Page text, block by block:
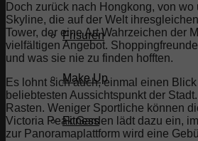
Frisuren
Make Up
Fitness
Doch zurück nach Hongkong, von
Skyline, die auf der Welt
Tower, der eine Art Wahrzeichen der
vielfältigen Angebot.
und was sie nie zu finden hofften.
Es lohnt sich auch, einmal einen
beliebtesten Aussichtspunkt der
Rasten. Weniger Sportliche können
Victoria Peak Garden lädt dazu ein,
zur Panoramaplattform wird eine